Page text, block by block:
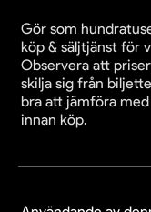
Gör som
köp & säljtjänst för
Observera att
skilja sig från
bra att jämföra
innan köp.